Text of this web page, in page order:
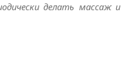
делать массаж и